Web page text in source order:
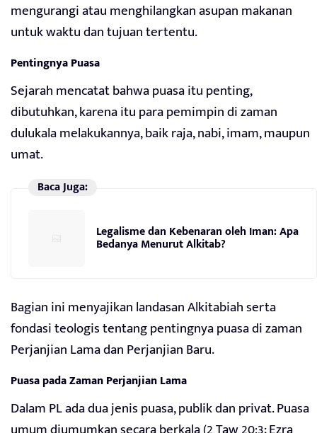
mengurangi atau menghilangkan asupan makanan
untuk waktu dan tujuan tertentu.
Pentingnya Puasa
Sejarah mencatat bahwa puasa itu penting,
dibutuhkan, karena itu para pemimpin di zaman
dulukala melakukannya, baik raja, nabi, imam, maupun
umat.
Baca Juga:
Legalisme dan Kebenaran oleh Iman: Apa
Bedanya Menurut Alkitab?
Bagian ini menyajikan landasan Alkitabiah serta
fondasi teologis tentang pentingnya puasa di zaman
Perjanjian Lama dan Perjanjian Baru.
Puasa pada Zaman Perjanjian Lama
Dalam PL ada dua jenis puasa, publik dan privat. Puasa